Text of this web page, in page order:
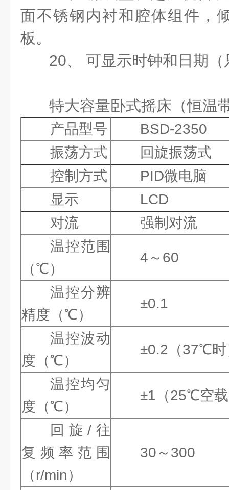
面不锈钢内衬和腔体组件，
板。
20、 可显示时钟和日期
特大容量卧式摇床（恒温
产品型号
BSD-2350
振荡方式
回旋振荡式
控制方式
PID微电脑
显示
LCD
对流
强制对流
温控范围
（℃）
4～60
温控分辨
精度（℃）
±0.1
温控波动
度（℃）
±0.2（37℃时
温控均匀
度（℃）
±1（25℃空
回旋/往
复频率范围
（r/min）
30～300